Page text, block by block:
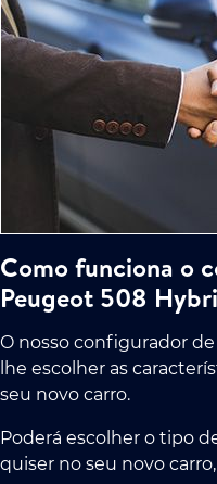
Como funciona o
Peugeot 508
O nosso configurador
lhe escolher as
seu novo carro.
Poderá escolher o tipo
quiser no seu novo